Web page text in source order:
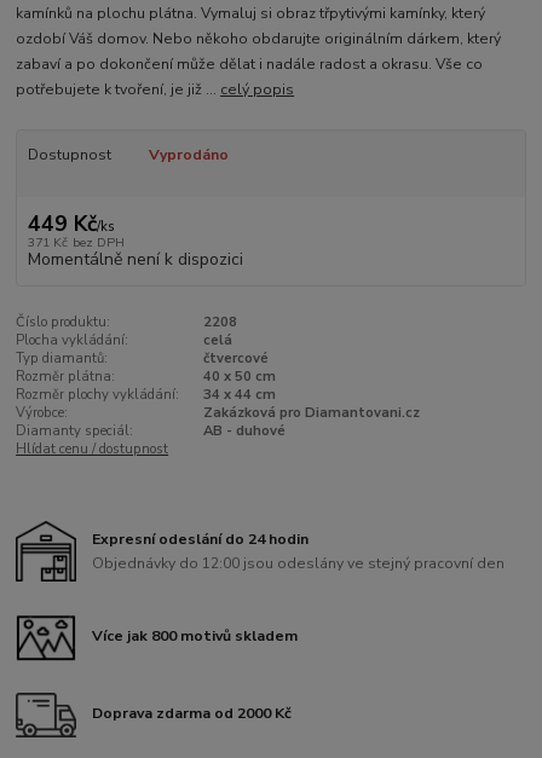
kamínků na plochu plátna. Vymaluj si obraz třpytivými kamínky, který
ozdobí Váš domov. Nebo někoho obdarujte originálním dárkem, který
zabaví a po dokončení může dělat i nadále radost a okrasu. Vše co
potřebujete k tvoření, je již ... celý popis
Dostupnost Vyprodáno
449 Kč/ks
371 Kč bez DPH
Momentálně není k dispozici
Číslo produktu:
2208
Plocha vykládání:
celá
Typ diamantů:
čtvercové
Rozměr plátna:
40 x 50 cm
Rozměr plochy vykládání:
34 x 44 cm
Výrobce:
Zakázková pro Diamantovani.cz
Diamanty speciál:
AB - duhové
Hlídat cenu / dostupnost
Expresní odeslání do 24 hodin
Objednávky do 12:00 jsou odeslány ve stejný pracovní den
Více jak 800 motivů skladem
Doprava zdarma od 2000 Kč